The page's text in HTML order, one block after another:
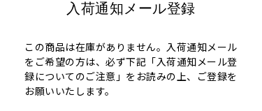
入荷通知メール登録
この商品は在庫がありません。入荷通知メール
をご希望の方は、必ず下記「入荷通知メール登
録についてのご注意」をお読みの上、ご登録を
お願いいたします。